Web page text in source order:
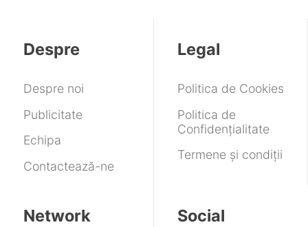
Despre
Despre noi
Publicitate
Echipa
Contactează-ne
Legal
Politica de Cookies
Politica de
Confidențialitate
Termene și condiții
Network Social